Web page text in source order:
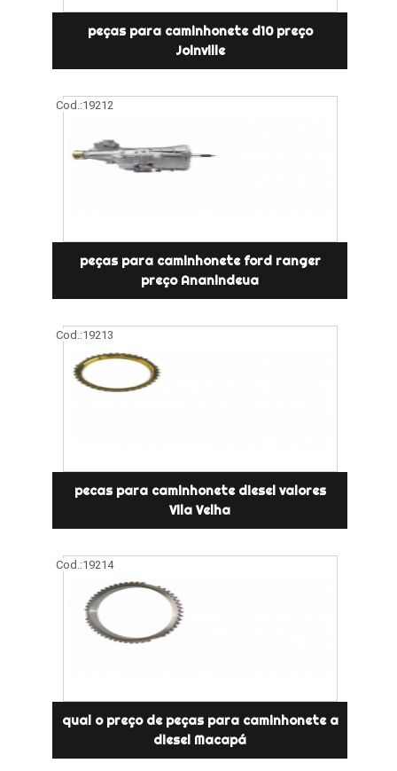
peças para caminhonete d10 preço
Joinville
Cod.:19212
peças para caminhonete ford ranger
preço Ananindeua
Cod.:19213
pecas para caminhonete diesel valores
Vila Velha
Cod.:19214
qual o preço de peças para caminhonete a
diesel Macapá